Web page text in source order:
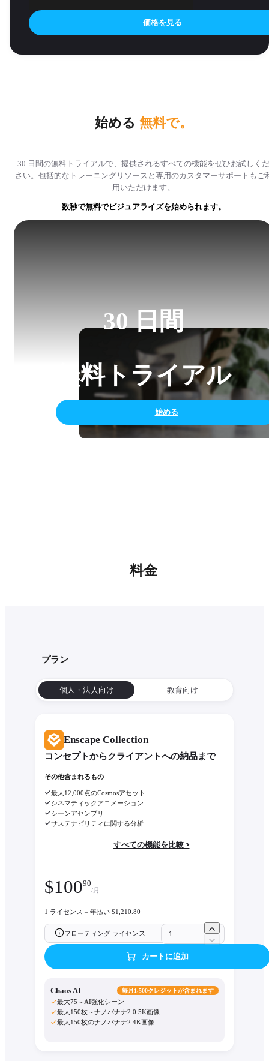
価格を見る
始める 無料で。
30 日間の無料トライアルで、提供されるすべての機能をぜひお試しくだ
さい。包括的なトレーニングリソースと専用のカスタマーサポートもご
用いただけます。
数秒で無料でビジュアライズを始められます。
30 日間
無料トライアル
始める
料金
プラン
個人・法人向け 教育向け
Enscape Collection
コンセプトからクライアントへの納品まで
その他含まれるもの
最大12,000点のCosmosアセット
シネマティックアニメーション
シーンアセンブリ
サステナビリティに関する分析
すべての機能を比較 >
$10090
/月
1 ライセンス – 年払い $1,210.80
フローティング ライセンス
カートに追加
Chaos AI 毎月1,500クレジットが含まれます
最大75～AI強化シーン
最大150枚～ナノバナナ2 0.5K画像
最大150枚のナノバナナ2 4K画像